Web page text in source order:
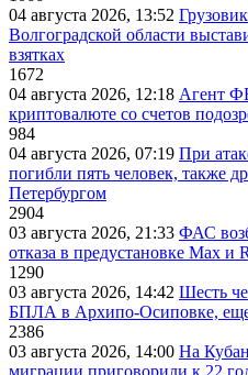
04 августа 2026, 13:52
Волгоградской области
взятках
1672
04 августа 2026, 12:18 Агент
криптовалюте со счетов
984
04 августа 2026, 07:19 При
погибли пять человек, также
Петербургом
2904
03 августа 2026, 21:33 ФАС
отказа в предустановке Max и
1290
03 августа 2026, 14:42 Шесть
БПЛА в Архипо-Осиповке, еще
2386
03 августа 2026, 14:00 На
миграции приговорили к 22